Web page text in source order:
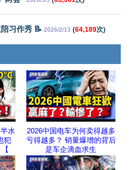
习作秀 📝 2026/2/13 (64,189次)
水
犯
2026中国电车为何卖得越多
亏得越多？ 销量爆增的背后
是车企滴血求生